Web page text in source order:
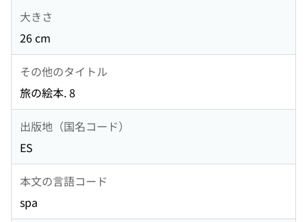
大きさ
26 cm
その他のタイトル
旅の絵本. 8
出版地（国名コード）
ES
本文の言語コード
spa